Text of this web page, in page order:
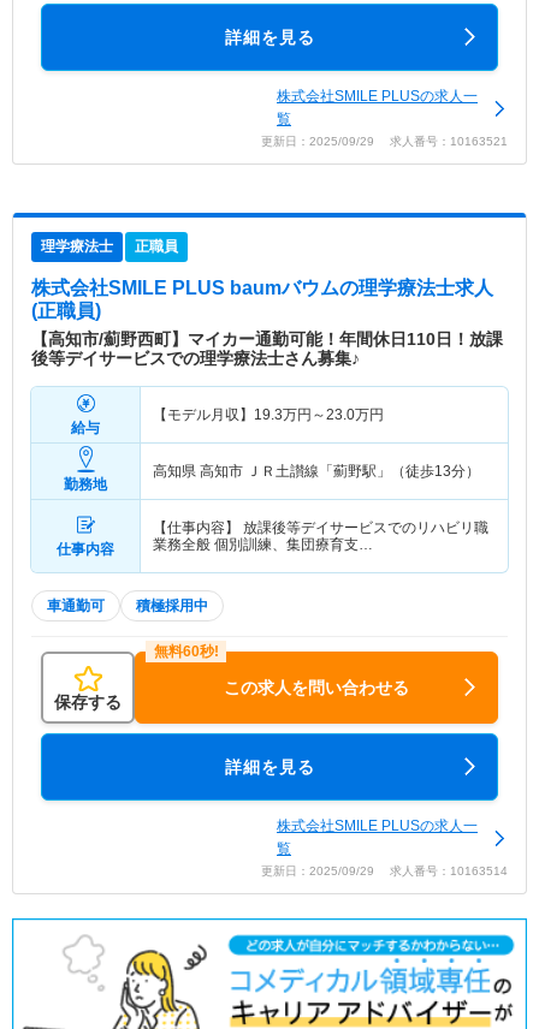
詳細を見る
株式会社SMILE PLUSの求人一
覧
更新日：2025/09/29 求人番号：10163521
理学療法士 正職員
株式会社SMILE PLUS baumバウムの理学療法士求人
(正職員)
【高知市/薊野西町】マイカー通勤可能！年間休日110日！放課
後等デイサービスでの理学療法士さん募集♪
給与
【モデル月収】 19.3万円～23.0万円
勤務地
高知県 高知市 ＪＲ土讃線「薊野駅」（徒歩13分）
仕事内容
【仕事内容】 放課後等デイサービスでのリハビリ職
業務全般 個別訓練、集団療育支…
車通勤可 積極採用中
保存する
この求人を問い合わせる
詳細を見る
株式会社SMILE PLUSの求人一
覧
更新日：2025/09/29 求人番号：10163514